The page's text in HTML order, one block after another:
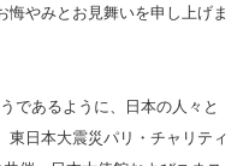
悔やみとお見舞いを申し上げま
であるように、日本の人々と
東日本大震災パリ・チャリティ